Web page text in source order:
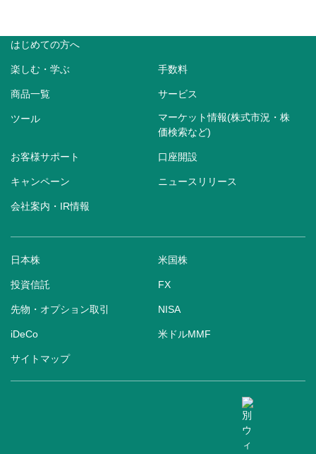
はじめての方へ
楽しむ・学ぶ 手数料
商品一覧 サービス
ツール
マーケット情報(株式市況・株
価検索など)
お客様サポート 口座開設
キャンペーン ニュースリリース
会社案内・IR情報
日本株 米国株
投資信託 FX
先物・オプション取引 NISA
iDeCo 米ドルMMF
サイトマップ